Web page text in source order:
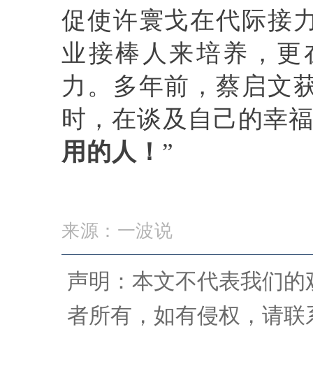
促使许寰戈在代际接
业接棒人来培养，
力。多年前，蔡启文
时，在谈及自己的幸
用的人！ ”
来源：一波说
声明：本文不代表我们
者所有，如有侵权，请